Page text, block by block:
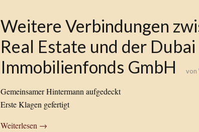
Weitere Verbindungen
Real Estate und der
Immobilienfonds GmbH
von
Gemeinsamer Hintermann aufgedeckt
Erste Klagen gefertigt
Weiterlesen →